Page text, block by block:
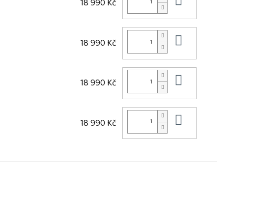
18 990 Kč
18 990 Kč
18 990 Kč
18 990 Kč